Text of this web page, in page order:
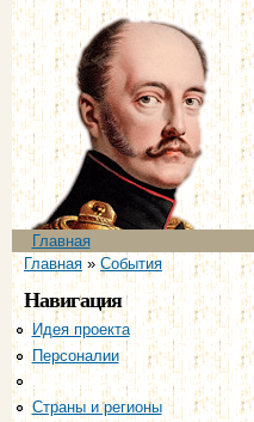
Главное меню
Главная
Вы здесь
Главная» События
Навигация
Идея проекта
Персоналии
События
Страны и регионы